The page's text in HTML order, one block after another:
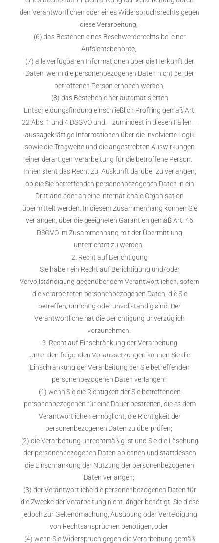
den Verantwortlichen oder eines Widerspruchsrechts gegen
diese Verarbeitung;
(6) das Bestehen eines Beschwerderechts bei einer
Aufsichtsbehörde;
(7) alle verfügbaren Informationen über die Herkunft der
Daten, wenn die personenbezogenen Daten nicht bei der
betroffenen Person erhoben werden;
(8) das Bestehen einer automatisierten
Entscheidungsfindung einschließlich Profiling gemäß Art.
22 Abs. 1 und 4 DSGVO und – zumindest in diesen Fällen –
aussagekräftige Informationen über die involvierte Logik
sowie die Tragweite und die angestrebten Auswirkungen
einer derartigen Verarbeitung für die betroffene Person.
Ihnen steht das Recht zu, Auskunft darüber zu verlangen,
ob die Sie betreffenden personenbezogenen Daten in ein
Drittland oder an eine internationale Organisation
übermittelt werden. In diesem Zusammenhang können Sie
verlangen, über die geeigneten Garantien gemäß Art. 46
DSGVO im Zusammenhang mit der Übermittlung
unterrichtet zu werden.
2. Recht auf Berichtigung
Sie haben ein Recht auf Berichtigung und/oder
Vervollständigung gegenüber dem Verantwortlichen, sofern
die verarbeiteten personenbezogenen Daten, die Sie
betreffen, unrichtig oder unvollständig sind. Der
Verantwortliche hat die Berichtigung unverzüglich
vorzunehmen.
3. Recht auf Einschränkung der Verarbeitung
Unter den folgenden Voraussetzungen können Sie die
Einschränkung der Verarbeitung der Sie betreffenden
personenbezogenen Daten verlangen:
(1) wenn Sie die Richtigkeit der Sie betreffenden
personenbezogenen für eine Dauer bestreiten, die es dem
Verantwortlichen ermöglicht, die Richtigkeit der
personenbezogenen Daten zu überprüfen;
(2) die Verarbeitung unrechtmäßig ist und Sie die Löschung
der personenbezogenen Daten ablehnen und stattdessen
die Einschränkung der Nutzung der personenbezogenen
Daten verlangen;
(3) der Verantwortliche die personenbezogenen Daten für
die Zwecke der Verarbeitung nicht länger benötigt, Sie diese
jedoch zur Geltendmachung, Ausübung oder Verteidigung
von Rechtsansprüchen benötigen, oder
(4) wenn Sie Widerspruch gegen die Verarbeitung gemäß